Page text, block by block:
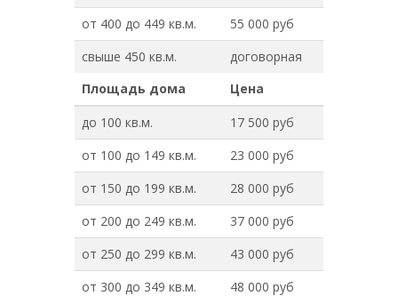
от 400 до 449 кв.м.
55 000 руб
свыше 450 кв.м.
договорная
Площадь дома
Цена
до 100 кв.м.
17 500 руб
от 100 до 149 кв.м.
23 000 руб
от 150 до 199 кв.м.
28 000 руб
от 200 до 249 кв.м.
37 000 руб
от 250 до 299 кв.м.
43 000 руб
от 300 до 349 кв.м.
48 000 руб